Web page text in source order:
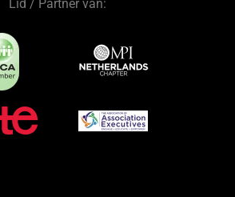
Lid / Partner van: